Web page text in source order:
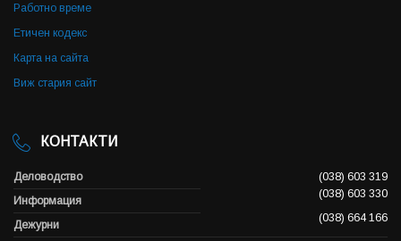
Работно време
Етичен кодекс
Карта на сайта
Виж стария сайт
КОНТАКТИ
Деловодство
(038) 603 319
Информация
(038) 603 330
Дежурни
(038) 664 166